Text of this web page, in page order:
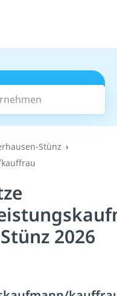
Suchen
Stünz
2026